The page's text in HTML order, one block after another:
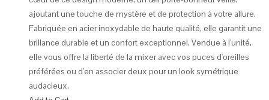
ajoutant une touche de mystère et de protection à votre allure.
Fabriquée en acier inoxydable de haute qualité, elle garantit une
brillance durable et un confort exceptionnel. Vendue à l'unité,
elle vous offre la liberté de la mixer avec vos puces d'oreilles
préférées ou d'en associer deux pour un look symétrique
audacieux.